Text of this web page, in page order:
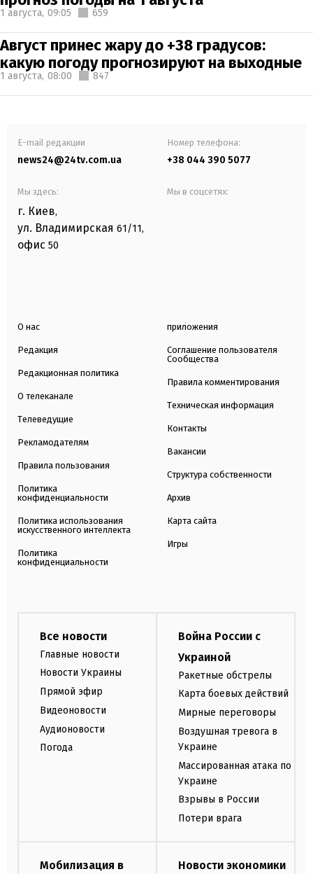
1 августа, 09:05 659
Август принес жару до +38 градусов:
какую погоду прогнозируют на выходные
1 августа, 08:00 847
E-mail редакции
news24@24tv.com.ua
Номер телефона:
+38 044 390 5077
Мы здесь:
г. Киев,
ул. Владимирская 61/11,
офис 50
Мы в соцсетях:
О нас
Редакция
Редакционная политика
О телеканале
Телеведущие
Рекламодателям
Правила пользования
Политика
конфиденциальности
Политика использования
искусственного интеллекта
Политика
конфиденциальности
приложения
Соглашение пользователя
Сообщества
Правила комментирования
Техническая информация
Контакты
Вакансии
Структура собственности
Архив
Карта сайта
Игры
Все новости
Главные новости
Новости Украины
Прямой эфир
Видеоновости
Аудионовости
Погода
Война России с
Украиной
Ракетные обстрелы
Карта боевых действий
Мирные переговоры
Воздушная тревога в
Украине
Массированная атака по
Украине
Взрывы в России
Потери врага
Мобилизация в
Новости экономики